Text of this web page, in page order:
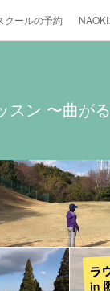
クールの予約状況NAOKI
スン 〜曲が